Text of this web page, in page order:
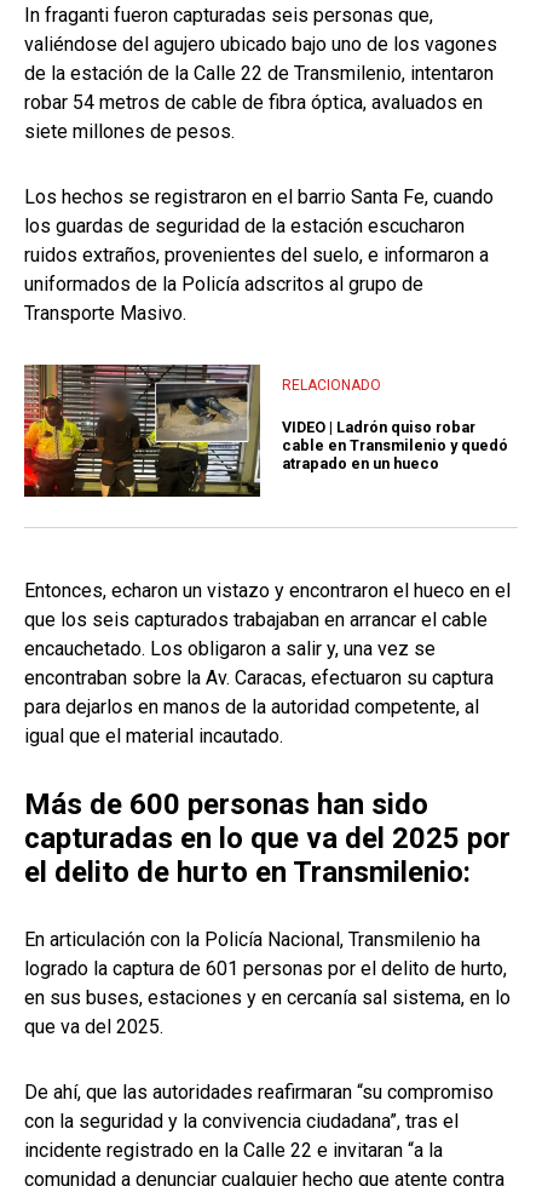
In fraganti fueron capturadas seis personas que,
valiéndose del agujero ubicado bajo uno de los vagones
de la estación de la Calle 22 de Transmilenio, intentaron
robar 54 metros de cable de fibra óptica, avaluados en
siete millones de pesos.
Los hechos se registraron en el barrio Santa Fe, cuando
los guardas de seguridad de la estación escucharon
ruidos extraños, provenientes del suelo, e informaron a
uniformados de la Policía adscritos al grupo de
Transporte Masivo.
RELACIONADO
VIDEO | Ladrón quiso robar
cable en Transmilenio y quedó
atrapado en un hueco
Entonces, echaron un vistazo y encontraron el hueco en el
que los seis capturados trabajaban en arrancar el cable
encauchetado. Los obligaron a salir y, una vez se
encontraban sobre la Av. Caracas, efectuaron su captura
para dejarlos en manos de la autoridad competente, al
igual que el material incautado.
Más de 600 personas han sido
capturadas en lo que va del 2025 por
el delito de hurto en Transmilenio:
En articulación con la Policía Nacional, Transmilenio ha
logrado la captura de 601 personas por el delito de hurto,
en sus buses, estaciones y en cercanía sal sistema, en lo
que va del 2025.
De ahí, que las autoridades reafirmaran “su compromiso
con la seguridad y la convivencia ciudadana”, tras el
incidente registrado en la Calle 22 e invitaran “a la
comunidad a denunciar cualquier hecho que atente contra